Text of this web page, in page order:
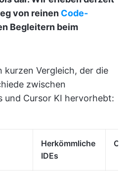
von reinen Code-
Begleitern beim
kurzen Vergleich, der die
zwischen
und Cursor KI hervorhebt:
Herkömmliche
IDEs